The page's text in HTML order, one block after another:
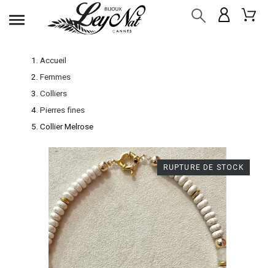
Accueil
Femmes
Colliers
Pierres fines
Collier Melrose
RUPTURE DE STOCK